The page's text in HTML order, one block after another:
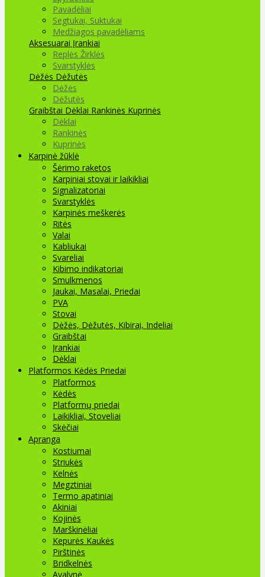
Pavadėliai
Segtukai, Suktukai
Medžiagos pavadėliams
Aksesuarai Įrankiai
Replės Žirklės
Svarstyklės
Dėžės Dėžutės
Dėžės
Dėžutės
Graibštai Dėklai Rankinės Kuprinės
Dėklai
Rankinės
Kuprinės
Karpinė žūklė
Šėrimo raketos
Karpiniai stovai ir laikikliai
Signalizatoriai
Svarstyklės
Karpinės meškerės
Ritės
Valai
Kabliukai
Svareliai
Kibimo indikatoriai
Smulkmenos
Jaukai, Masalai, Priedai
PVA
Stovai
Dėžės, Dėžutės, Kibirai, Indeliai
Graibštai
Įrankiai
Dėklai
Platformos Kėdės Priedai
Platformos
Kėdės
Platformų priedai
Laikikliai, Stoveliai
Skėčiai
Apranga
Kostiumai
Striukės
Kelnės
Megztiniai
Termo apatiniai
Akiniai
Kojinės
Marškinėliai
Kepurės Kaukės
Pirštinės
Bridkelnės
Avalynė